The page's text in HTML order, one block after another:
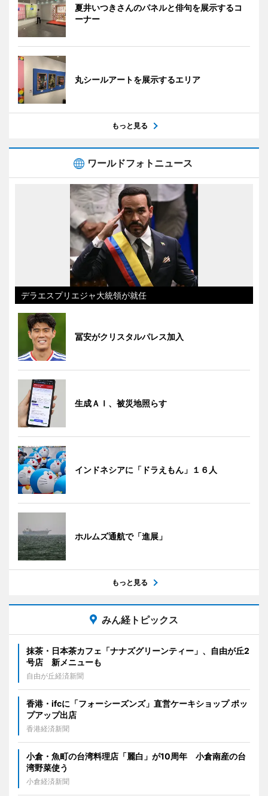
夏井いつきさんのパネルと俳句を展示するコ
ーナー
丸シールアートを展示するエリア
もっと見る
ワールドフォトニュース
デラエスプリエジャ大統領が就任
冨安がクリスタルパレス加入
生成ＡＩ、被災地照らす
インドネシアに「ドラえもん」１６人
ホルムズ通航で「進展」
もっと見る
みん経トピックス
抹茶・日本茶カフェ「ナナズグリーンティー」、自由が丘2
号店 新メニューも
自由が丘経済新聞
香港・ifcに「フォーシーズンズ」直営ケーキショップ ポッ
プアップ出店
香港経済新聞
小倉・魚町の台湾料理店「麗白」が10周年 小倉南産の台
湾野菜使う
小倉経済新聞